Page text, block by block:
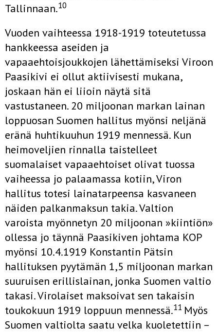
Tallinnaan.10
Vuoden vaihteessa 1918-1919 toteutetussa
hankkeessa aseiden ja
vapaaehtoisjoukkojen lähettämiseksi Viroon
Paasikivi ei ollut aktiivisesti mukana,
joskaan hän ei liioin näytä sitä
vastustaneen. 20 miljoonan markan lainan
loppuosan Suomen hallitus myönsi neljänä
eränä huhtikuuhun 1919 mennessä. Kun
heimoveljien rinnalla taistelleet
suomalaiset vapaaehtoiset olivat tuossa
vaiheessa jo palaamassa kotiin, Viron
hallitus totesi lainatarpeensa kasvaneen
näiden palkanmaksun takia. Valtion
varoista myönnetyn 20 miljoonan »kiintiön»
ollessa jo täynnä Paasikiven johtama KOP
myönsi 10.4.1919 Konstantin Pätsin
hallituksen pyytämän 1,5 miljoonan markan
suuruisen erillislainan, jonka Suomen valtio
takasi. Virolaiset maksoivat sen takaisin
toukokuun 1919 loppuun mennessä.11 Myös
Suomen valtiolta saatu velka kuoletettiin –